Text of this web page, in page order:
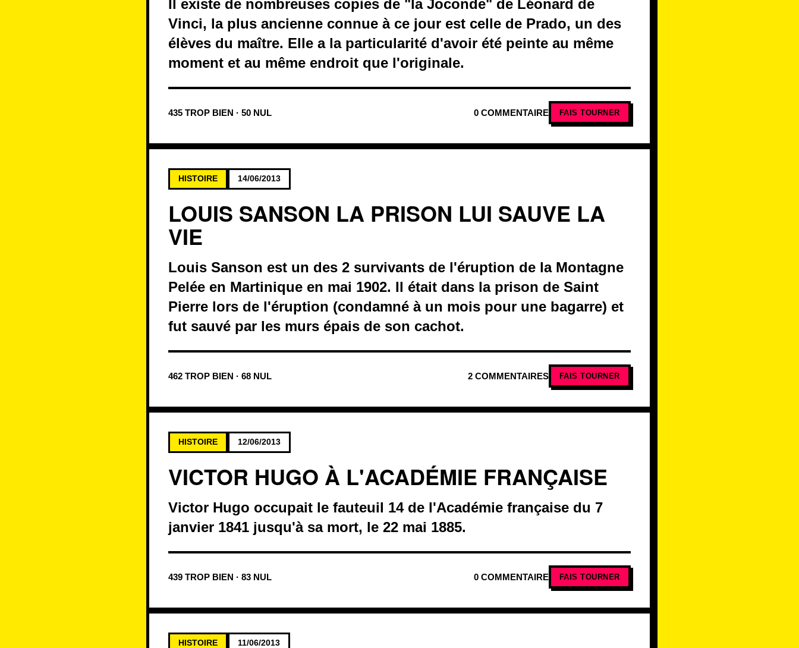
Il existe de nombreuses copies de "la Joconde" de Léonard de
Vinci, la plus ancienne connue à ce jour est celle de Prado, un des
élèves du maître. Elle a la particularité d'avoir été peinte au même
moment et au même endroit que l'originale.
435 TROP BIEN · 50 NUL 0 COMMENTAIRE FAIS TOURNER
HISTOIRE 14/06/2013
LOUIS SANSON LA PRISON LUI SAUVE LA
VIE
Louis Sanson est un des 2 survivants de l'éruption de la Montagne
Pelée en Martinique en mai 1902. Il était dans la prison de Saint
Pierre lors de l'éruption (condamné à un mois pour une bagarre) et
fut sauvé par les murs épais de son cachot.
462 TROP BIEN · 68 NUL 2 COMMENTAIRES FAIS TOURNER
HISTOIRE 12/06/2013
VICTOR HUGO À L'ACADÉMIE FRANÇAISE
Victor Hugo occupait le fauteuil 14 de l'Académie française du 7
janvier 1841 jusqu'à sa mort, le 22 mai 1885.
439 TROP BIEN · 83 NUL 0 COMMENTAIRE FAIS TOURNER
HISTOIRE 11/06/2013